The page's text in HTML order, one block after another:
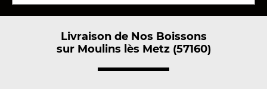
Livraison de Nos Boissons
sur Moulins lès Metz (57160)